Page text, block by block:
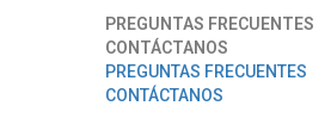
PREGUNTAS FRECUENTES
CONTÁCTANOS
PREGUNTAS FRECUENTES
CONTÁCTANOS